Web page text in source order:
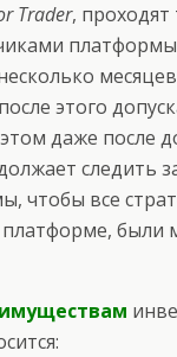
Trader,
этого
даже после
следить
чтобы все
были